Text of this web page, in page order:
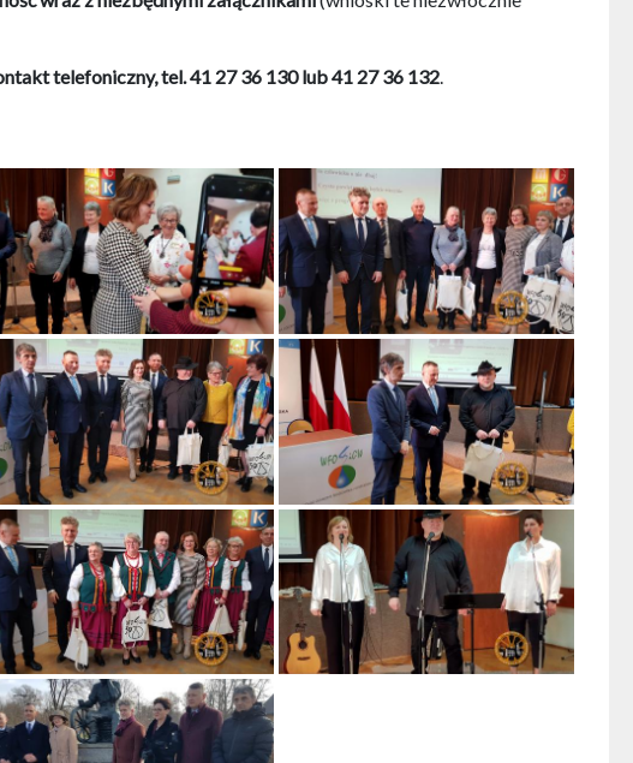
telefoniczny, tel. 41 27 36 130 lub 41 27 36 132.